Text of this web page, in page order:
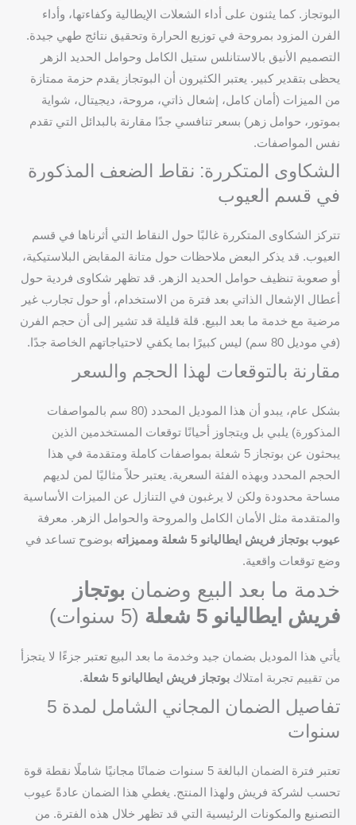
البوتجاز. كما يثنون على أداء الشعلات الإيطالية وكفاءتها، وأداء
الفرن المزود بمروحة في توزيع الحرارة وتحقيق نتائج طهي جيدة.
التصميم الأنيق بالاستانلس ستيل الكامل وحوامل الحديد الزهر
يحظى بتقدير كبير. يعتبر الكثيرون أن البوتجاز يقدم حزمة ممتازة
من الميزات (أمان كامل، إشعال ذاتي، مروحة، ديجيتال، شواية
بموتور، حوامل زهر) بسعر تنافسي جدًا مقارنة بالبدائل التي تقدم
نفس المواصفات.
الشكاوى المتكررة: نقاط الضعف المذكورة
في قسم العيوب
تتركز الشكاوى المتكررة غالبًا حول النقاط التي أثرناها في قسم
العيوب. قد يذكر البعض ملاحظات حول متانة المقابض البلاستيكية،
أو صعوبة تنظيف حوامل الحديد الزهر. قد تظهر شكاوى فردية حول
أعطال الإشعال الذاتي بعد فترة من الاستخدام، أو حول تجارب غير
مرضية مع خدمة ما بعد البيع. قلة قليلة قد تشير إلى أن حجم الفرن
(في موديل 80 سم) ليس كبيرًا بما يكفي لاحتياجاتهم الخاصة جدًا.
مقارنة بالتوقعات لهذا الحجم والسعر
بشكل عام، يبدو أن هذا الموديل المحدد (80 سم بالمواصفات
المذكورة) يلبي بل ويتجاوز أحيانًا توقعات المستخدمين الذين
يبحثون عن بوتجاز 5 شعلة بمواصفات كاملة ومتقدمة في هذا
الحجم المحدد وبهذه الفئة السعرية. يعتبر حلاً مثاليًا لمن لديهم
مساحة محدودة ولكن لا يرغبون في التنازل عن الميزات الأساسية
والمتقدمة مثل الأمان الكامل والمروحة والحوامل الزهر. معرفة
عيوب بوتجاز فريش ايطاليانو 5 شعلة ومميزاته
بوضوح تساعد في
وضع توقعات واقعية.
خدمة ما بعد البيع وضمان بوتجاز
فريش ايطاليانو 5 شعلة
(5 سنوات)
يأتي هذا الموديل بضمان جيد وخدمة ما بعد البيع تعتبر جزءًا لا يتجزأ
من تقييم تجربة امتلاك بوتجاز فريش ايطاليانو 5 شعلة .
تفاصيل الضمان المجاني الشامل لمدة 5
سنوات
تعتبر فترة الضمان البالغة 5 سنوات ضمانًا مجانيًا شاملًا نقطة قوة
تحسب لشركة فريش ولهذا المنتج. يغطي هذا الضمان عادةً عيوب
التصنيع والمكونات الرئيسية التي قد تظهر خلال هذه الفترة. من